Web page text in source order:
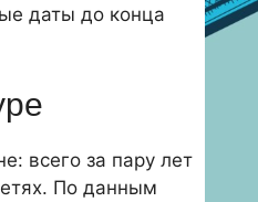
даты до конца
всего за пару лет
По данным